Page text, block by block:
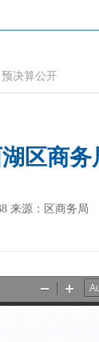
预决算公开
区商务
来源：区商务局